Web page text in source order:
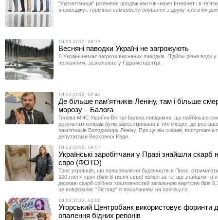
"Укрзалізниця" розвиває продаж квитків через Інтернет і в
впроваджує термінал самообслуговування з друку проїзних
10.02.2012, 23:17
Весняні паводки Україні не загрожують
В Україні немає загрози весняних паводків. Підйом рівня води у
незначним, зазначають у Гідрометцентрі.
10.02.2012, 22:40
Де більше пам'ятників Леніну, там і більше
морозу – Балога
Голова МНС України Віктор Балога повідомив, що найбільше
результаті холодів було зареєстровано в тих місцях, де
пам'ятників Володимиру Леніну. Про це він сказав, виступаючи
депутатами Верховної Ради.
10.02.2012, 19:57
Українські заробітчани у Празі знайшли скарб
євро (ФОТО)
Троє українців, що працювали на будівництві в Празі,
200 тисяч крон (біля 8 тисяч євро) кожен за те, що знайшли та
державі скарб срібних коштовностей загальною вартістю біля
це повідомляє "Вісткар" із посиланням на novinky.cz.
10.02.2012, 14:06
Угорський Центробанк використовує форинти
опалення бідних регіонів